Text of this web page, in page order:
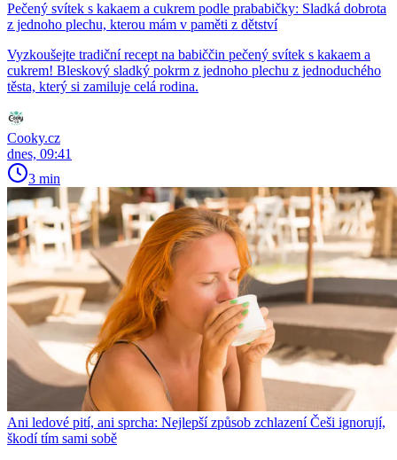
Pečený svítek s kakaem a cukrem podle prababičky: Sladká dobrota
z jednoho plechu, kterou mám v paměti z dětství
Vyzkoušejte tradiční recept na babiččin pečený svítek s kakaem a
cukrem! Bleskový sladký pokrm z jednoho plechu z jednoduchého
těsta, který si zamiluje celá rodina.
Cooky.cz
dnes, 09:41
3 min
Ani ledové pití, ani sprcha: Nejlepší způsob zchlazení Češi ignorují,
škodí tím sami sobě